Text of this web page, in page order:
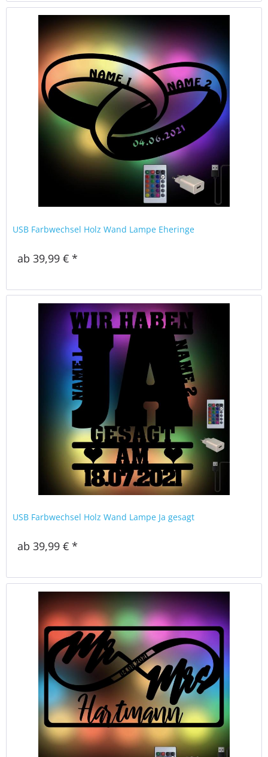
USB Farbwechsel Holz Wand Lampe Eheringe
ab 39,99 € *
USB Farbwechsel Holz Wand Lampe Ja gesagt
ab 39,99 € *